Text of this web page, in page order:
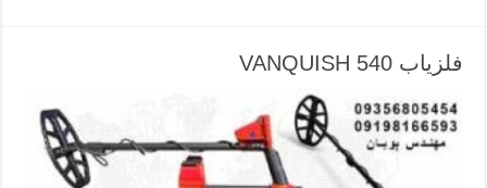
فلزیاب VANQUISH 540